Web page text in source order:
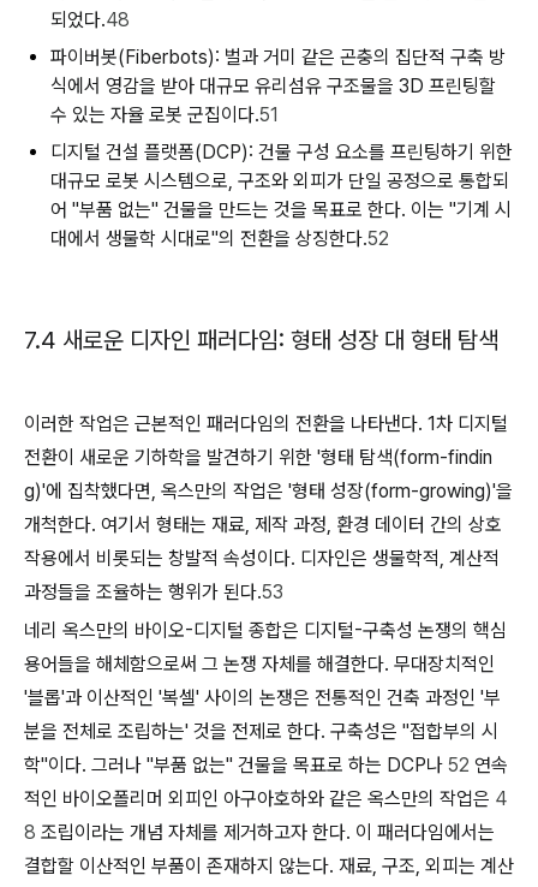
되었다.48
파이버봇(Fiberbots): 벌과 거미 같은 곤충의 집단적 구축 방
식에서 영감을 받아 대규모 유리섬유 구조물을 3D 프린팅할
수 있는 자율 로봇 군집이다.51
디지털 건설 플랫폼(DCP): 건물 구성 요소를 프린팅하기 위한
대규모 로봇 시스템으로, 구조와 외피가 단일 공정으로 통합되
어 "부품 없는" 건물을 만드는 것을 목표로 한다. 이는 "기계 시
대에서 생물학 시대로"의 전환을 상징한다.52
7.4 새로운 디자인 패러다임: 형태 성장 대 형태 탐색
이러한 작업은 근본적인 패러다임의 전환을 나타낸다. 1차 디지털
전환이 새로운 기하학을 발견하기 위한 '형태 탐색(form-findin
g)'에 집착했다면, 옥스만의 작업은 '형태 성장(form-growing)'을
개척한다. 여기서 형태는 재료, 제작 과정, 환경 데이터 간의 상호
작용에서 비롯되는 창발적 속성이다. 디자인은 생물학적, 계산적
과정들을 조율하는 행위가 된다.53
네리 옥스만의 바이오-디지털 종합은 디지털-구축성 논쟁의 핵심
용어들을 해체함으로써 그 논쟁 자체를 해결한다. 무대장치적인
'블롭'과 이산적인 '복셀' 사이의 논쟁은 전통적인 건축 과정인 '부
분을 전체로 조립하는' 것을 전제로 한다. 구축성은 "접합부의 시
학"이다. 그러나 "부품 없는" 건물을 목표로 하는 DCP나 52 연속
적인 바이오폴리머 외피인 아구아호하와 같은 옥스만의 작업은 4
8 조립이라는 개념 자체를 제거하고자 한다. 이 패러다임에서는
결합할 이산적인 부품이 존재하지 않는다. 재료, 구조, 외피는 계산